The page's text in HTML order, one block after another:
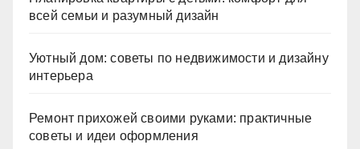
всей семьи и разумный дизайн
Уютный дом: советы по недвижимости и дизайну
интерьера
Ремонт прихожей своими руками: практичные
советы и идеи оформления